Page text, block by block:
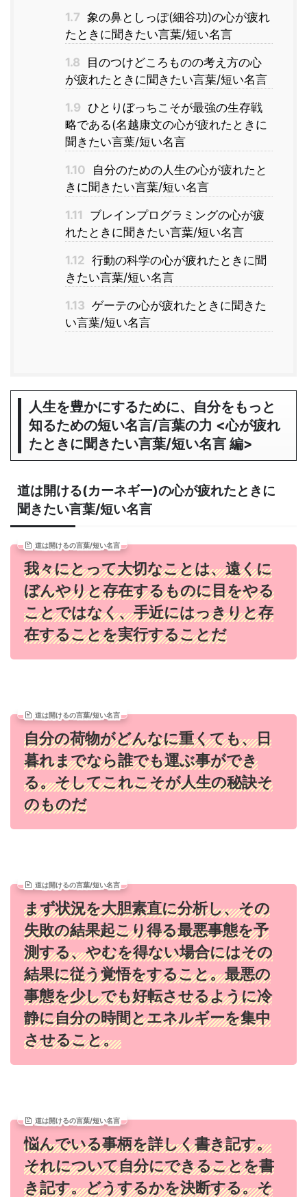
1.7 象の鼻としっぽ(細谷功)の心が疲れ
たときに聞きたい言葉/短い名言
1.8
目のつけどころものの考え方の心
が疲れたときに聞きたい言葉/短い名言
1.9 ひとりぼっちこそが最強の生存戦
略である(名越康文の心が疲れたときに
聞きたい言葉/短い名言
1.10
自分のための人生の心が疲れたと
きに聞きたい言葉/短い名言
1.11
ブレインプログラミングの心が疲
れたときに聞きたい言葉/短い名言
1.12 行動の科学の心が疲れたときに聞
きたい言葉/短い名言
1.13 ゲーテの心が疲れたときに聞きた
い言葉/短い名言
人生を豊かにするために、自分をもっと
知るための短い名言/言葉の力 <心が疲れ
たときに聞きたい言葉/短い名言 編>
道は開ける(カーネギー)の心が疲れたときに
聞きたい言葉/短い名言
道は開けるの言葉/短い名言
我々にとって大切なことは、遠くに
ぼんやりと存在するものに目をやる
ことではなく、手近にはっきりと存
在することを実行することだ
道は開けるの言葉/短い名言
自分の荷物がどんなに重くても、日
暮れまでなら誰でも運ぶ事ができ
る。そしてこれこそが人生の秘訣そ
のものだ
道は開けるの言葉/短い名言
まず状況を大胆素直に分析し、その
失敗の結果起こり得る最悪事態を予
測する、やむを得ない場合にはその
結果に従う覚悟をすること。最悪の
事態を少しでも好転させるように冷
静に自分の時間とエネルギーを集中
させること。
道は開けるの言葉/短い名言
悩んでいる事柄を詳しく書き記す。
それについて自分にできることを書
き記す。どうするかを決断する。そ